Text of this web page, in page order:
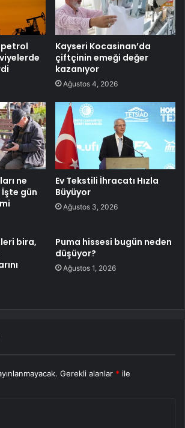
petrol
Kayseri Kocasinan’da
çiftçinin emeği değer
kazanıyor
Ağustos 4, 2026
ne
gün
Ev Tekstili İhracatı Hızla
Büyüyor
Ağustos 3, 2026
bira,
Puma hissesi bugün neden
düşüyor?
Ağustos 1, 2026
Gerekli alanlar * ile